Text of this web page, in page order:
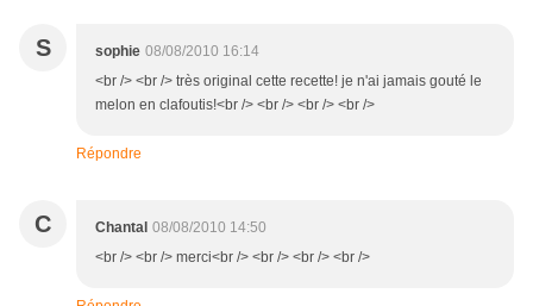
S sophie 08/08/2010 16:14
<br /> <br /> très original cette recette! je n'ai jamais gouté le
melon en clafoutis!<br /> <br /> <br /> <br />
Répondre
C Chantal 08/08/2010 14:50
<br /> <br /> merci<br /> <br /> <br /> <br />